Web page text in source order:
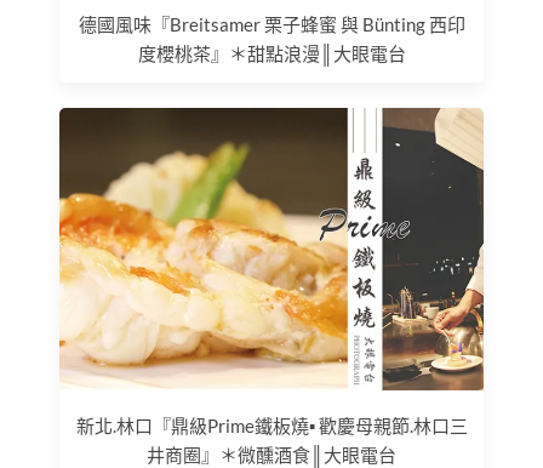
德國風味『Breitsamer 栗子蜂蜜 與 Bünting 西印
度櫻桃茶』＊甜點浪漫║大眼電台
新北.林口『鼎級Prime鐵板燒▪ 歡慶母親節.林口三
井商圈』＊微醺酒食║大眼電台